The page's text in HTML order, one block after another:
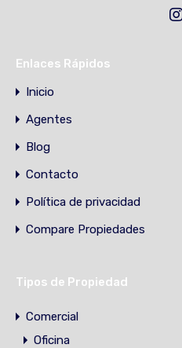
Enlaces Rápidos
Inicio
Agentes
Blog
Contacto
Política de privacidad
Compare Propiedades
Tipos de Propiedad
Comercial
Oficina